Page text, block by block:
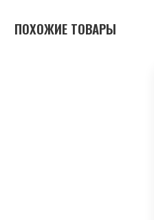
ПОХОЖИЕ ТОВАРЫ